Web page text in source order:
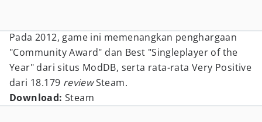
Pada 2012, game ini memenangkan penghargaan
"Community Award" dan Best "Singleplayer of the
Year" dari situs ModDB, serta rata-rata Very Positive
dari 18.179 reviewSteam.
Download: Steam